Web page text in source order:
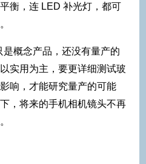
衡，连 LED 补光灯，都可
概念产品，还没有量产的
实用为主，要更详细测试玻
响，才能研究量产的可能
，将来的手机相机镜头不再